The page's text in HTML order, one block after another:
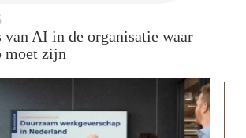
van AI in de organisatie waar
moet zijn